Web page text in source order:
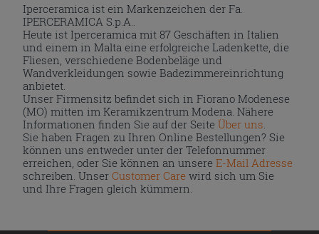
Iperceramica ist ein Markenzeichen der Fa.
IPERCERAMICA S.p.A..
Heute ist Iperceramica mit 87 Geschäften in Italien
und einem in Malta eine erfolgreiche Ladenkette, die
Fliesen, verschiedene Bodenbeläge und
Wandverkleidungen sowie Badezimmereinrichtung
anbietet.
Unser Firmensitz befindet sich in Fiorano Modenese
(MO) mitten im Keramikzentrum Modena. Nähere
Informationen finden Sie auf der Seite Über uns
Sie haben Fragen zu Ihren Online Bestellungen? Sie
können uns entweder unter der Telefonnummer
erreichen, oder Sie können an unsereE-Mail Adresse
schreiben. UnserCustomer Care wird sich um Sie
und Ihre Fragen gleich kümmern.